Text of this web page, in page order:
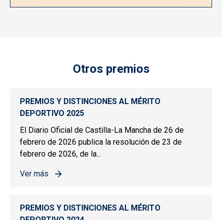
Otros premios
PREMIOS Y DISTINCIONES AL MÉRITO
DEPORTIVO 2025
El Diario Oficial de Castilla-La Mancha de 26 de
febrero de 2026 publica la resolución de 23 de
febrero de 2026, de la...
Ver más
sobre PREMIOS Y DISTINCIONES AL MÉRITO
PREMIOS Y DISTINCIONES AL MÉRITO